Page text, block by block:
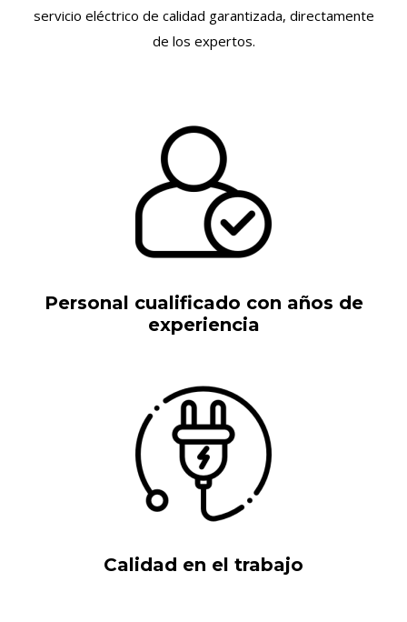
servicio eléctrico de calidad garantizada, directamente
de los expertos.
Personal cualificado con años de
experiencia
Calidad en el trabajo